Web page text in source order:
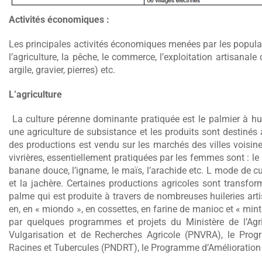
Activités économiques :
Les principales activités économiques menées par les
l’agriculture, la pêche, le commerce, l’exploitation
argile, gravier, pierres) etc.
L’agriculture
La culture pérenne dominante pratiquée est le palmier à
une agriculture de subsistance et les produits sont
des productions est vendu sur les marchés des villes
vivrières, essentiellement pratiquées par les femmes sont :
banane douce, l’igname, le maïs, l’arachide etc. L mode de
et la jachère. Certaines productions agricoles sont
palme qui est produite à travers de nombreuses huileries
en, en « miondo », en cossettes, en farine de manioc et «
par quelques programmes et projets du Ministère de
Vulgarisation et de Recherches Agricole (PNVRA), le
Racines et Tubercules (PNDRT), le Programme